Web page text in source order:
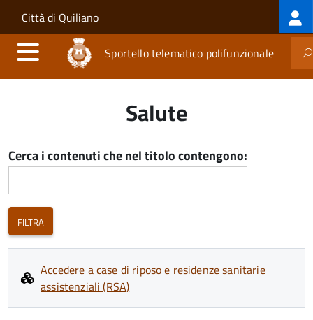
Salta al contenuto principale
Skip to site navigation
Città di Quiliano
Sportello telematico polifunzionale
Salute
Cerca i contenuti che nel titolo contengono:
Accedere a case di riposo e residenze sanitarie
assistenziali (RSA)